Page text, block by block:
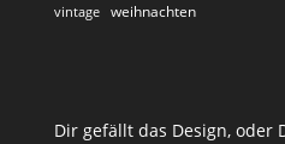
vintage weihnachten
Dir gefällt das Design, oder